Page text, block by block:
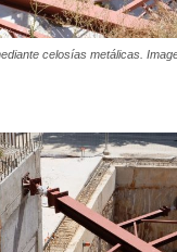
celosías metálicas.